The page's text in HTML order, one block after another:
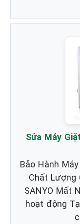
Sửa Máy
Bảo Hành
Chất Lượng
SANYO Mất
hoạt động